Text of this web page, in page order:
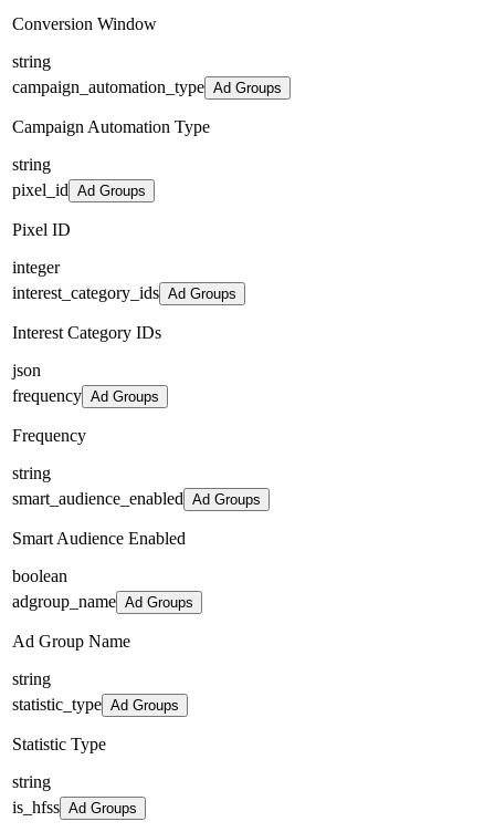
Conversion Window
string
campaign_automation_type Ad Groups
Campaign Automation Type
string
pixel_id Ad Groups
Pixel ID
integer
interest_category_ids Ad Groups
Interest Category IDs
json
frequency Ad Groups
Frequency
string
smart_audience_enabled Ad Groups
Smart Audience Enabled
boolean
adgroup_name Ad Groups
Ad Group Name
string
statistic_type Ad Groups
Statistic Type
string
is_hfss Ad Groups